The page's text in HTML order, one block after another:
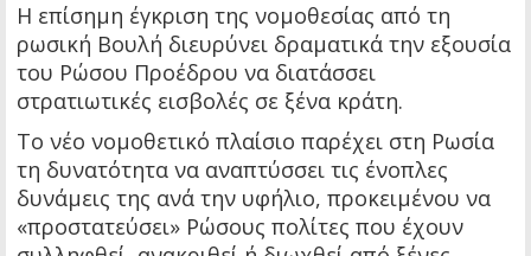
Η επίσημη έγκριση της νομοθεσίας από τη
ρωσική Βουλή διευρύνει δραματικά την εξουσία
του Ρώσου Προέδρου να διατάσσει
στρατιωτικές εισβολές σε ξένα κράτη.
Το νέο νομοθετικό πλαίσιο παρέχει στη Ρωσία
τη δυνατότητα να αναπτύσσει τις ένοπλες
δυνάμεις της ανά την υφήλιο, προκειμένου να
«προστατεύσει» Ρώσους πολίτες που έχουν